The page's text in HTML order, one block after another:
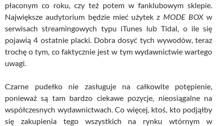
płaconym co roku, czy też potem w fanklubowym sklepie.
Największe audytorium będzie mieć użytek z MODE BOXw
serwisach streamingowych typu iTunes lubTidal, o ile się
pojawią 4 ostatnie placki. Dobra dosyć tych wywodów, teraz
trochę o tym, co faktycznie jest w tym wydawnictwie wartego
uwagi.
Czarne pudełko nie zasługuje na całkowite potępienie,
ponieważ są tam bardzo ciekawe pozycje, nieosiągalne na
współczesnych wydawnictwach. Co więcej, ktoś, kto podjąłby
się zakupienia tego wszystkich na rynku wtórnym w